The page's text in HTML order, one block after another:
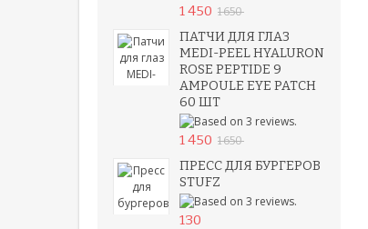
1 450 1 650
ПАТЧИ ДЛЯ ГЛАЗ
MEDI-PEEL HYALURON
ROSE PEPTIDE 9
AMPOULE EYE PATCH
60 ШТ
1 450 1 650
ПРЕСС ДЛЯ БУРГЕРОВ
STUFZ
130